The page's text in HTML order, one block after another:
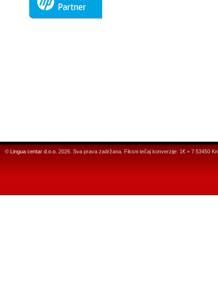
© Lingua centar d.o.o. 2026. Sva prava zadržana. Fiksni tečaj konverzije: 1€ = 7.53450 Kn